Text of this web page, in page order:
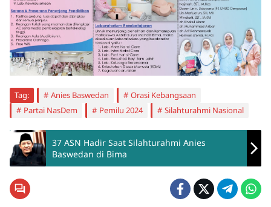
Tag: Anies Baswedan
Orasi Kebangsaan
Partai NasDem
Pemilu 2024 Silahturahmi Nasional
37 ASN Hadir Saat Silahturahmi Anies
Baswedan di Bima